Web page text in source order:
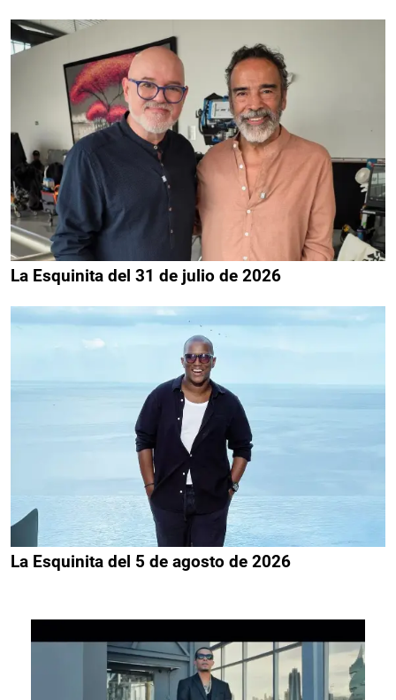
La Esquinita del 31 de julio de 2026
La Esquinita del 5 de agosto de 2026